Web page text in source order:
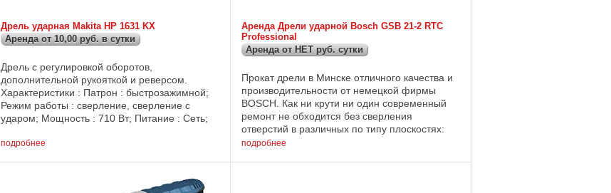
Дрель ударная Makita HP 1631 KX
Аренда от 10,00 руб. в сутки
Дрель с регулировкой оборотов,
дополнительной рукояткой и реверсом.
Характеристики : Патрон : быстрозажимной;
Режим работы : сверление, сверление с
ударом; Мощность : 710 Вт; Питание : Сеть;
минуту; Частота ...
подробнее
Аренда Дрели ударной Bosch GSB 21-2 RTC
Professional
Аренда от НЕТ руб. сутки
Прокат дрели в Минске отличного качества и
производительности от немецкой фирмы
BOSCH. Как ни крути ни один современный
ремонт не обходится без сверления
отверстий в различных по типу плоскостях:
бетон, дерево, кирпич и т.д., однако
подробнее